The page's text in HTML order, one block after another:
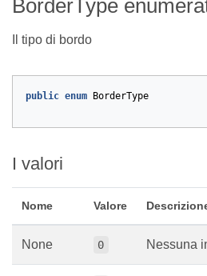
BorderType
Il tipo di bordo
public enum BorderType
I valori
Nome Valore
None 0 Nessuna